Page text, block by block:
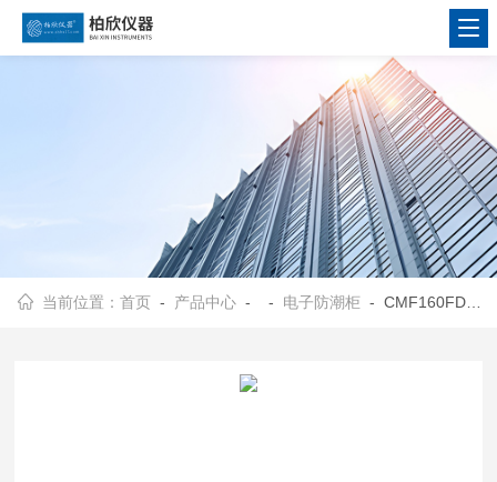
当前位置：首页 - 产品中心 - - 电子防潮柜 - CMF160FD电子防潮柜